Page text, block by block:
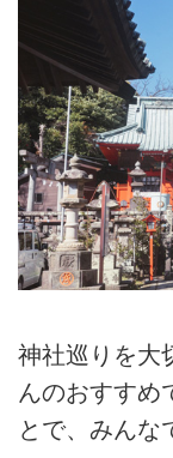
神社巡りを大
んのおすすめ
とで、みんな